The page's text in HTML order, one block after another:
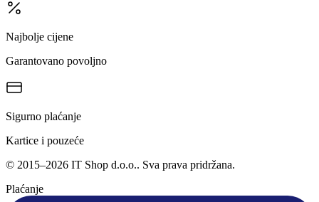
Najbolje cijene
Garantovano povoljno
Sigurno plaćanje
Kartice i pouzeće
© 2015–2026 IT Shop d.o.o.. Sva prava pridržana.
Plaćanje